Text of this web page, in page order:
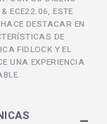
ECE22.06, ESTE
DESTACAR EN
DE
FIDLOCK Y EL
UNA EXPERIENCIA